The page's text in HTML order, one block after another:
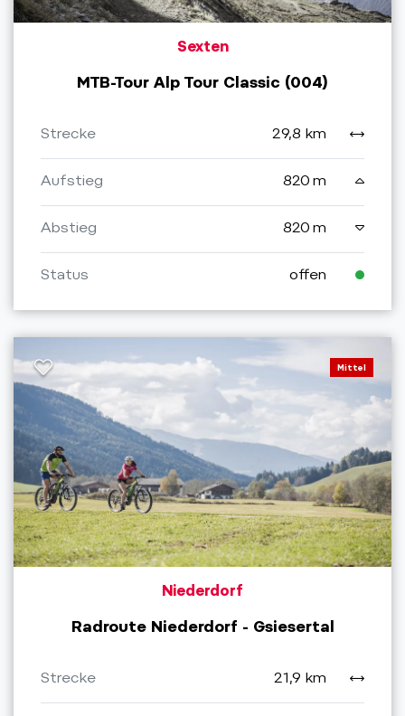
Sexten
MTB-Tour Alp Tour Classic (004)
Strecke 29,8 km
Aufstieg 820 m
Abstieg 820 m
Status offen
Mittel
Niederdorf
Radroute Niederdorf - Gsiesertal
Strecke 21,9 km